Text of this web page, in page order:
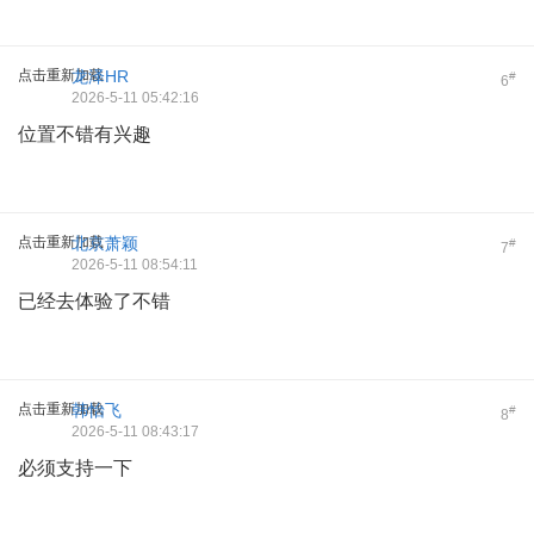
点击重新加载 6#
龙泽HR
2026-5-11 05:42:16
位置不错有兴趣
点击重新加载 7#
北京萧颖
2026-5-11 08:54:11
已经去体验了不错
点击重新加载 8#
韩怡飞
2026-5-11 08:43:17
必须支持一下